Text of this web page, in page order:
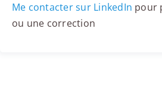
Me contacter sur LinkedIn pour
ou une correction